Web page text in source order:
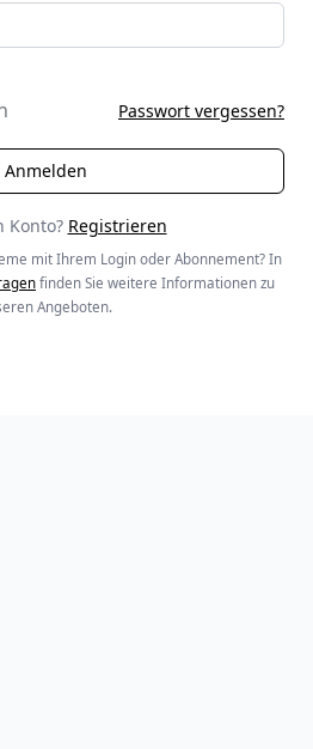
Passwort vergessen?
Konto? Registrieren
mit Ihrem Login oder Abonnement? In
finden Sie weitere Informationen zu
Angeboten.